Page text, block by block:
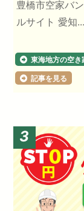
豊橋市空家バ
ルサイト 愛知...
東海地方の空き
記事を見る
3